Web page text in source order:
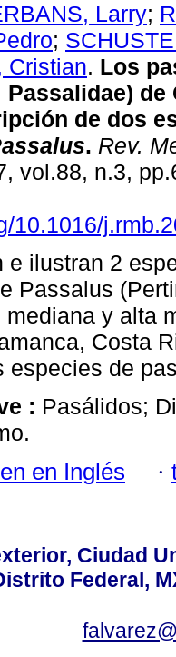
Larry;
;
Cristian. Los
Passalidae) de
de dos
. Rev.
vol.88, n.3,
10.1016/
e ilustran 2
Passalus
mediana y alta
Costa
especies de
: Pasálidos;
en Inglés ·
Ciudad
Federal,